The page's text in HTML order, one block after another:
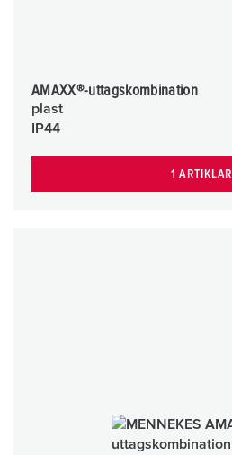
AMAXX®-uttagskombination
plast
IP44
1 ARTIKLAR